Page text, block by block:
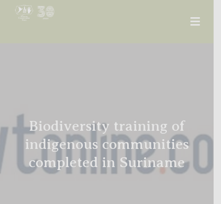
Biodiversity training of
indigenous communities
completed in Suriname